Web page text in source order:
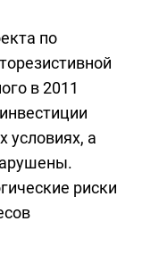
по
в 2011
условиях, а
риски